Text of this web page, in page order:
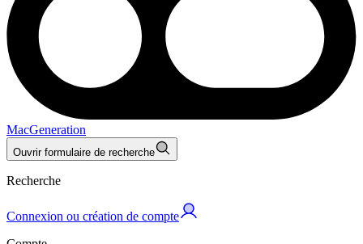
MacGeneration
Ouvrir formulaire de recherche
Recherche
Connexion ou création de compte